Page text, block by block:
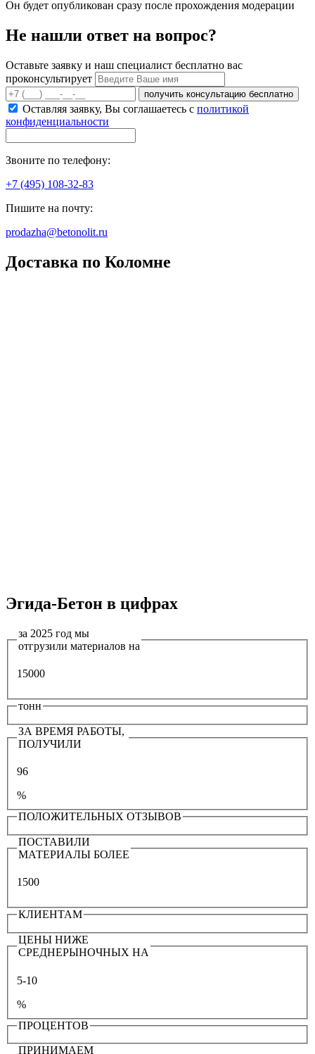
Он будет опубликован сразу после прохождения модерации
Не нашли ответ на вопрос?
Оставьте заявку и наш специалист бесплатно вас
проконсультирует
получить консультацию бесплатно
Оставляя заявку, Вы соглашаетесь с политикой
конфиденциальности
Звоните по телефону:
+7 (495) 108-32-83
Пишите на почту:
prodazha@betonolit.ru
Доставка по Коломне
Эгида-Бетон в цифрах
за 2025 год мы
отгрузили материалов на
15000
тонн
ЗА ВРЕМЯ РАБОТЫ,
ПОЛУЧИЛИ
96
%
ПОЛОЖИТЕЛЬНЫХ ОТЗЫВОВ
ПОСТАВИЛИ
МАТЕРИАЛЫ БОЛЕЕ
1500
КЛИЕНТАМ
ЦЕНЫ НИЖЕ
СРЕДНЕРЫНОЧНЫХ НА
5-10
%
ПРОЦЕНТОВ
ПРИНИМАЕМ